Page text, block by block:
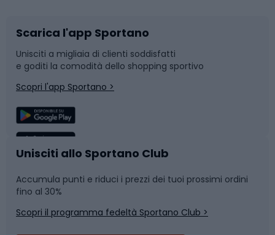
Bushcraft
Corsa
Sport di squadra
Caschi da ciclismo
Skitouring
Slitte e slittini
Snowboard
Camminata nordica
Nuoto
Pattinaggio
Scarica l'app Sportano
Unisciti a migliaia di clienti soddisfatti
e goditi la comodità dello shopping sportivo
Scopri l'app Sportano >
Unisciti allo Sportano Club
Accumula punti e riduci i prezzi dei tuoi prossimi ordini
fino al 30%
Scopri il programma fedeltà Sportano Club >